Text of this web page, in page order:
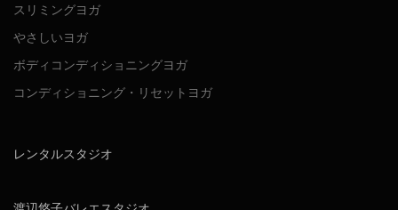
スリミングヨガ
やさしいヨガ
ボディコンディショニングヨガ
コンディショニング・リセットヨガ
レンタルスタジオ